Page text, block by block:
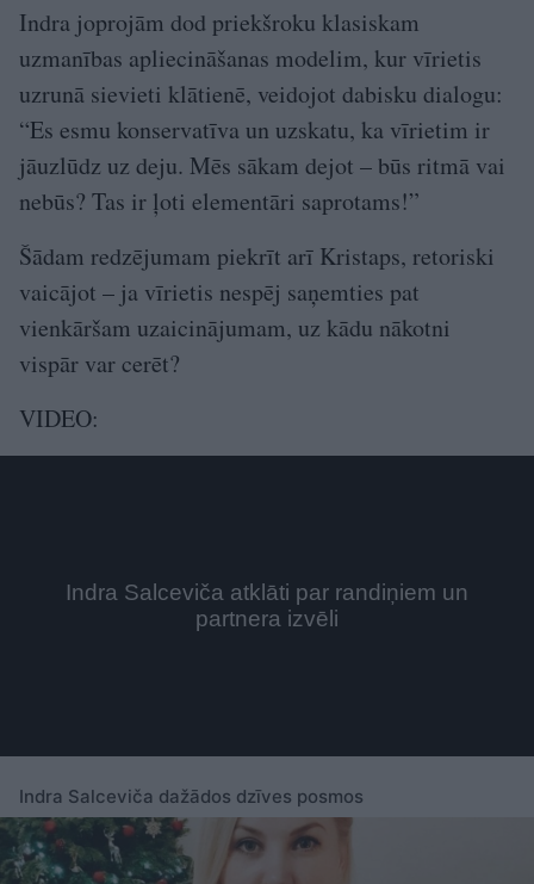
Indra joprojām dod priekšroku klasiskam
uzmanības apliecināšanas modelim, kur vīrietis
uzrunā sievieti klātienē, veidojot dabisku dialogu:
“Es esmu konservatīva un uzskatu, ka vīrietim ir
jāuzlūdz uz deju. Mēs sākam dejot – būs ritmā vai
nebūs? Tas ir ļoti elementāri saprotams!”
Šādam redzējumam piekrīt arī Kristaps, retoriski
vaicājot – ja vīrietis nespēj saņemties pat
vienkāršam uzaicinājumam, uz kādu nākotni
vispār var cerēt?
VIDEO:
Indra Salceviča dažādos dzīves posmos